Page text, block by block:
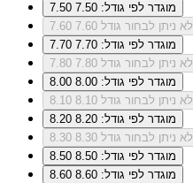
7.50
מוגדר לפי גודל: 7.50
7.60
לא ניתן לבחור גודל 7.60
7.70
מוגדר לפי גודל: 7.70
7.80
לא ניתן לבחור גודל 7.80
8.00
מוגדר לפי גודל: 8.00
8.10
לא ניתן לבחור גודל 8.10
8.20
מוגדר לפי גודל: 8.20
8.30
לא ניתן לבחור גודל 8.30
8.50
מוגדר לפי גודל: 8.50
8.60
מוגדר לפי גודל: 8.60